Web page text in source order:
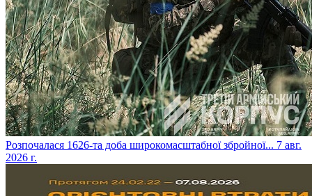
​Розпочалася 1626-та доба широкомасштабної збройної... 7 авг.
2026 г.